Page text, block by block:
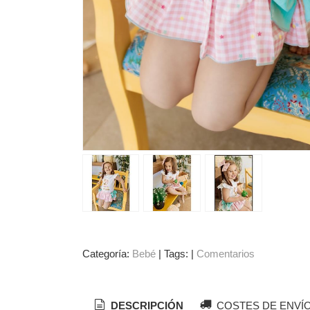
Categoría: Bebé| Tags: | Comentarios
DESCRIPCIÓN COSTES DE